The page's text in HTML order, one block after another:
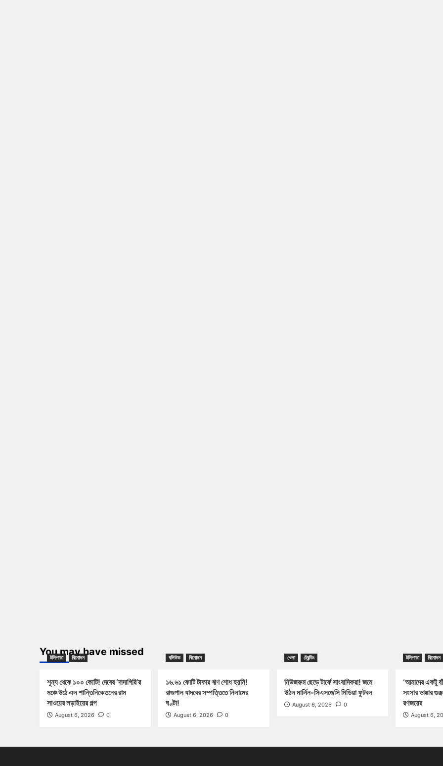
You may have missed
টলিপাড়া বিনোদন
শূন্য থেকে ১০০ কোটি! দেবের ‘দাদাগিরি’র
মঞ্চে উঠে এল শান্তিনিকেতনের রাম
সাওয়ের লড়াইয়ের গল্প
August 6, 2026 0
বলিউড বিনোদন
১৬.৬১ কোটি টাকার ঋণ শোধ হয়নি!
রাজপাল যাদবের সম্পত্তিতে নিলামের
ঘণ্টা!
August 6, 2026 0
খেলা ট্রেন্ডিং
নিউজরুম ছেড়ে টার্ফে সাংবাদিকরা! জমে
উঠল মার্লিন-সিএসজেসি মিডিয়া ফুটবল
August 6, 2026 0
টলিপাড়া বিনোদন
‘আমাদের একটু
সংসার ভাঙার
রণজয়ের
August 6,